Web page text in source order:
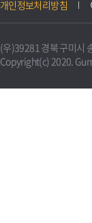
개인정보처리방침
(우)39281 경북 구미
Copyright(c) 2020.